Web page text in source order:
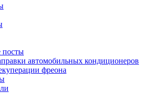
посты
автомобильных кондиционеров
фреона